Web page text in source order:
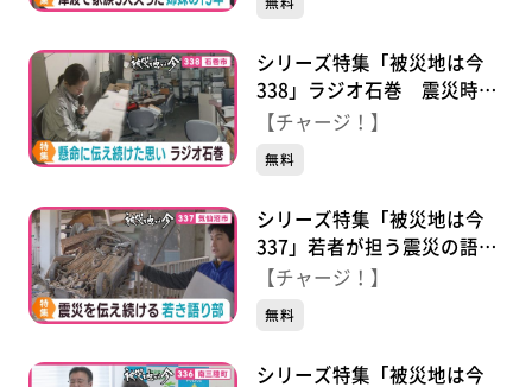
１５年 それでも前へ…
無料
シリーズ特集「被災地は今
338」ラジオ石巻 震災時も
懸命に発信し続けた思いとこ
【チャージ！】
無料
シリーズ特集「被災地は今
337」若者が担う震災の語り
部 “あの日”を伝える思いと
【チャージ！】
無料
シリーズ特集「被災地は今